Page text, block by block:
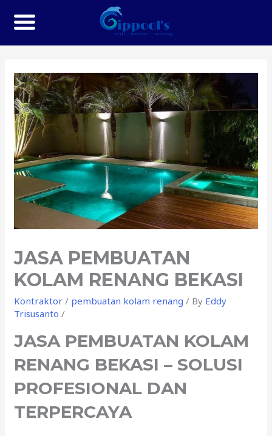
JASA PEMBUATAN
KOLAM RENANG BEKASI
Kontraktor / pembuatan kolam renang / By Eddy
Trisusanto /
JASA PEMBUATAN KOLAM
RENANG BEKASI – SOLUSI
PROFESIONAL DAN
TERPERCAYA